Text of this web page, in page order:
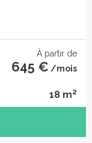
À partir de
645 € /mois
18 m2